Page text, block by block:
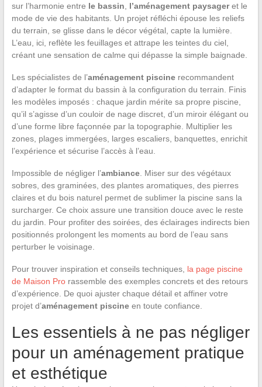
sur l’harmonie entre le bassin l’aménagement paysageret le
mode de vie des habitants. Un projet réfléchi épouse les reliefs
du terrain, se glisse dans le décor végétal, capte la lumière.
L’eau, ici, reflète les feuillages et attrape les teintes du ciel,
créant une sensation de calme qui dépasse la simple baignade.
Les spécialistes de l’aménagement piscinerecommandent
d’adapter le format du bassin à la configuration du terrain. Finis
les modèles imposés : chaque jardin mérite sa propre piscine,
qu’il s’agisse d’un couloir de nage discret, d’un miroir élégant ou
d’une forme libre façonnée par la topographie. Multiplier les
zones, plages immergées, larges escaliers, banquettes, enrichit
l’expérience et sécurise l’accès à l’eau.
Impossible de négliger l’ambiance. Miser sur des végétaux
sobres, des graminées, des plantes aromatiques, des pierres
claires et du bois naturel permet de sublimer la piscine sans la
surcharger. Ce choix assure une transition douce avec le reste
du jardin. Pour profiter des soirées, des éclairages indirects bien
positionnés prolongent les moments au bord de l’eau sans
perturber le voisinage.
Pour trouver inspiration et conseils techniques, la page piscine
de Maison Prorassemble des exemples concrets et des retours
d’expérience. De quoi ajuster chaque détail et affiner votre
projet d’aménagement piscineen toute confiance.
Les essentiels à ne pas négliger
pour un aménagement pratique
et esthétique